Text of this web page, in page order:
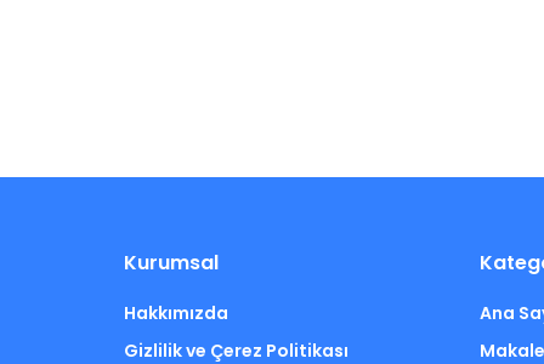
Kurumsal
Hakkımızda
Gizlilik ve Çerez Politikası
Ana